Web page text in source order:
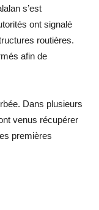
s’est
ont signalé
routières.
afin de
Dans plusieurs
venus récupérer
premières